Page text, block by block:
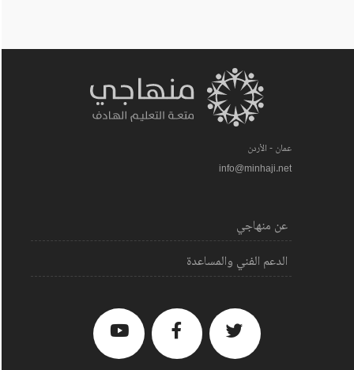
عمان - الأردن
info@minhaji.net
عن منهاجي
الدعم الفني والمساعدة